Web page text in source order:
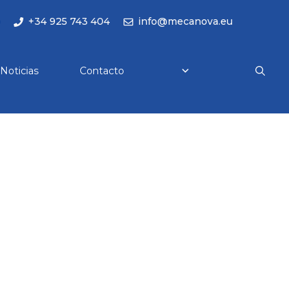
+34 925 743 404 info@mecanova.eu
Noticias Contacto